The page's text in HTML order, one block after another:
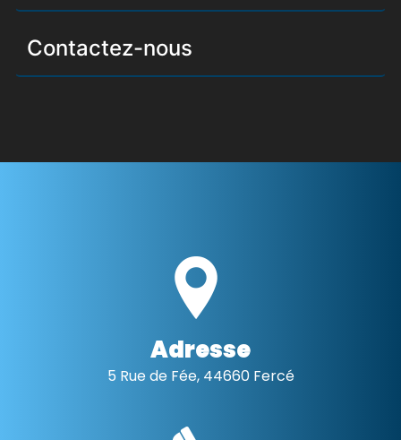
Contactez-nous
Adresse
5 Rue de Fée, 44660 Fercé